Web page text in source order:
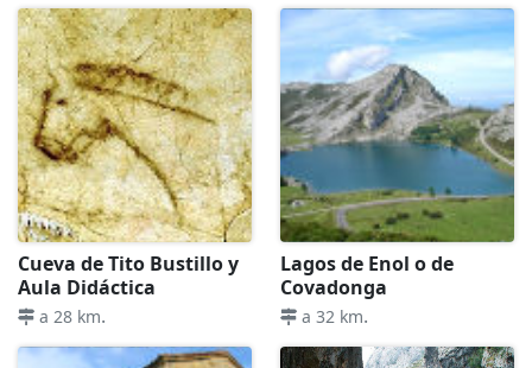
Cueva de Tito Bustillo y
Aula Didáctica
a 28 km.
Lagos de Enol o de
Covadonga
a 32 km.